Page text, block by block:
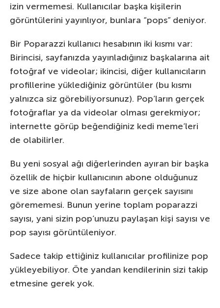
izin vermemesi. Kullanıcılar başka kişilerin
görüntülerini yayınlıyor, bunlara “pops” deniyor.
Bir Poparazzi kullanıcı hesabının iki kısmı var:
Birincisi, sayfanızda yayınladığınız başkalarına ait
fotoğraf ve videolar; ikincisi, diğer kullanıcıların
profillerine yüklediğiniz görüntüler (bu kısmı
yalnızca siz görebiliyorsunuz). Pop’ların gerçek
fotoğraflar ya da videolar olması gerekmiyor;
internette görüp beğendiğiniz kedi meme’leri
de olabilirler.
Bu yeni sosyal ağı diğerlerinden ayıran bir başka
özellik de hiçbir kullanıcının abone olduğunuz
ve size abone olan sayfaların gerçek sayısını
görememesi. Bunun yerine toplam poparazzi
sayısı, yani sizin pop’unuzu paylaşan kişi sayısı ve
pop sayısı görüntüleniyor.
Sadece takip ettiğiniz kullanıcılar profilinize pop
yükleyebiliyor. Öte yandan kendilerinin sizi takip
etmesine gerek yok.